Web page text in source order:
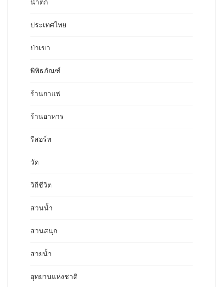
น้ำตก
ประเทศไทย
ป่าเขา
พิพิธภัณฑ์
ร้านกาแฟ
ร้านอาหาร
รีสอร์ท
วัด
วิถีชีวิต
สวนน้ำ
สวนสนุก
สายน้ำ
อุทยานแห่งชาติ